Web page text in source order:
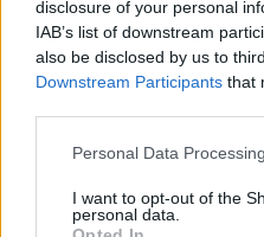
disclosure of your personal
IAB’s list of downstream
also be disclosed by us to
Downstream Participants that
Personal Data
I want to opt-out of the
personal data.
A presença da Nortada vai
competição. O que
esteja presente de uma
valorizando o património
Esposende com o vento e
Publicado 1 dia atrás on
Por Ígor Lopes
Vencedores serão
Congressos do Estoril.